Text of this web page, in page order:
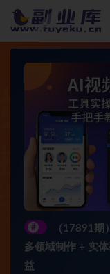
#
（17891期
多领域制作 + 实
益